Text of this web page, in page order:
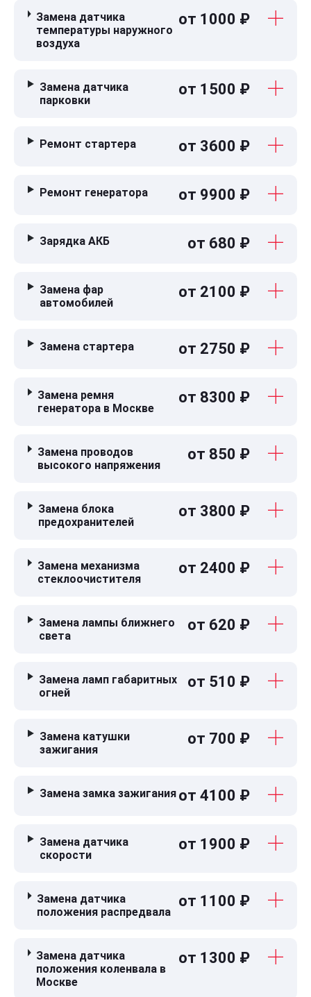
Замена датчика
температуры наружного
воздуха
от 1000 ₽
Замена датчика
парковки
от 1500 ₽
Ремонт стартера от 3600 ₽
Ремонт генератора от 9900 ₽
Зарядка АКБ от 680 ₽
Замена фар
автомобилей
от 2100 ₽
Замена стартера от 2750 ₽
Замена ремня
генератора в Москве
от 8300 ₽
Замена проводов
высокого напряжения
от 850 ₽
Замена блока
предохранителей
от 3800 ₽
Замена механизма
стеклоочистителя
от 2400 ₽
Замена лампы ближнего
света
от 620 ₽
Замена ламп габаритных
огней
от 510 ₽
Замена катушки
зажигания
от 700 ₽
Замена замка зажигания от 4100 ₽
Замена датчика
скорости
от 1900 ₽
Замена датчика
положения распредвала
от 1100 ₽
Замена датчика
положения коленвала в
Москве
от 1300 ₽